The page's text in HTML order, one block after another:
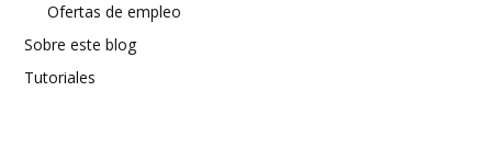
Ofertas de empleo
Sobre este blog
Tutoriales